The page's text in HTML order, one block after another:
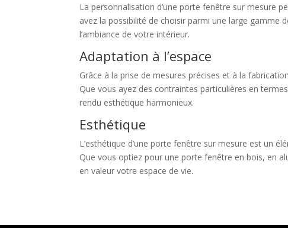
La personnalisation d’une porte fenêtre sur mesure
avez la possibilité de choisir parmi une large
l’ambiance de votre intérieur.
Adaptation à l’espace
Grâce à la prise de mesures précises et à la
Que vous ayez des contraintes particulières en
rendu esthétique harmonieux.
Esthétique
L’esthétique d’une porte fenêtre sur mesure est un
Que vous optiez pour une porte fenêtre en bois, en
en valeur votre espace de vie.